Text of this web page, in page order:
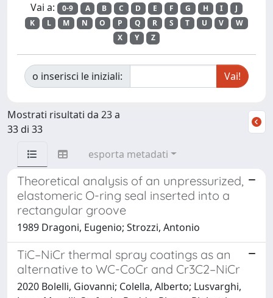
Vai a: 0-9 A B C D E F G H I
J
K
L M N O P Q R S T U V
W
X
Y Z
o inserisci le iniziali:
Mostrati risultati da 23 a
33 di 33
esporta metadati
Theoretical analysis of an unpressurized,
elastomeric O-ring seal inserted into a
rectangular groove
1989 Dragoni, Eugenio; Strozzi, Antonio
TiC–NiCr thermal spray coatings as an
alternative to WC-CoCr and Cr3C2–NiCr
2020 Bolelli, Giovanni; Colella, Alberto; Lusvarghi,